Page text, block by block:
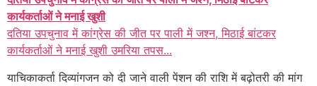
कार्यकर्ताओं ने मनाई खुशी
दतिया उपचुनाव में कांग्रेस की जीत पर पाली में जश्न, मिठाई बांटकर
कार्यकर्ताओं ने मनाई खुशी उमरिया तपस...
याचिकाकर्ता दिव्यांगजन को दी जाने वाली पेंशन की राशि में बढ़ोतरी की मांग